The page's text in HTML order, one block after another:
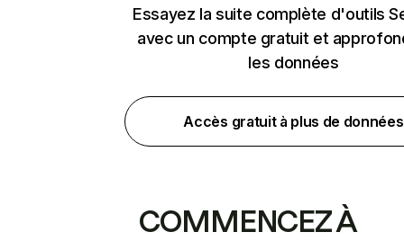
Essayez la suite complète d'outils
avec un compte gratuit et
les données
Accès gratuit à plus de données
COMMENCEZ À